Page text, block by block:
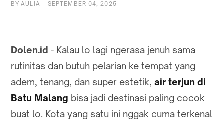
BY AULIA - SEPTEMBER 04, 2025
Dolen.id - Kalau lo lagi ngerasa jenuh sama
rutinitas dan butuh pelarian ke tempat yang
adem, tenang, dan super estetik, air terjun di
Batu Malang bisa jadi destinasi paling cocok
buat lo. Kota yang satu ini nggak cuma terkenal